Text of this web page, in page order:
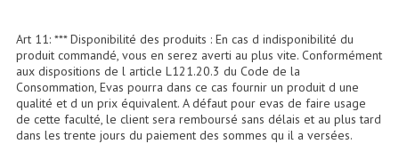
Consoles Éclairage DMX
Dispatches
Filtres Et Divers
Art 11: *** Disponibilité des produits : En cas d indisponibilité du
produit commandé, vous en serez averti au plus vite. Conformément
aux dispositions de l article L121.20.3 du Code de la
Consommation, Evas pourra dans ce cas fournir un produit d une
qualité et d un prix équivalent. A défaut pour evas de faire usage
de cette faculté, le client sera remboursé sans délais et au plus tard
dans les trente jours du paiement des sommes qu il a versées.